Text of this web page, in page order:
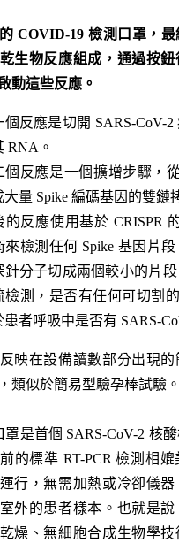
COVID-19 檢測口罩，
生物反應組成，通過按
動這些反應。
個反應是切開 SARS-CoV-
RNA。
個反應是一個擴增步驟，
大量 Spike 編碼基因的雙鏈
的反應使用基於 CRISPR
來檢測任何 Spike 基因片段
針分子切成兩個較小的片
檢測，是否有任何可切割
患者呼吸中是否有 SARS-
映在設備讀數部分出現
類似於簡易型驗孕棒試驗。
罩是首個 SARS-CoV-2 核
的標準 RT-PCR 檢測相
行，無需加熱或冷卻儀
外的患者樣本。也就是說
燥、無細胞合成生物學技